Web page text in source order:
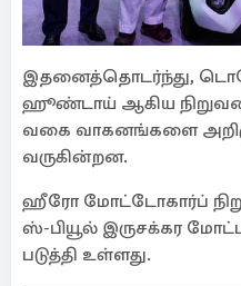
இதனைத்தொடர்ந்து,
ஹூண்​டாய் ஆகிய
வகை வாகனங்களை
வருகின்றன.
ஹீரோ மோட்​டோ​கார்ப்
ஸ்​-பியூல் இருசக்கர
படுத்​தி உள்​ளது.